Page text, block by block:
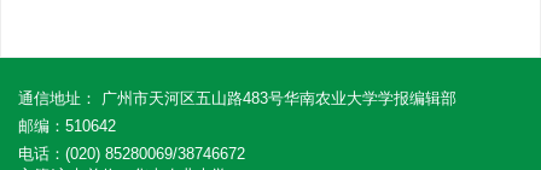
通信地址： 广州市天河区五山路483号华南农业大学学报编辑部
邮编：510642
电话：(020) 85280069/38746672